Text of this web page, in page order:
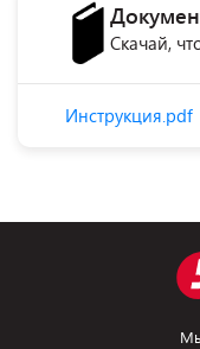
Скачай,
Инструкция.pdf